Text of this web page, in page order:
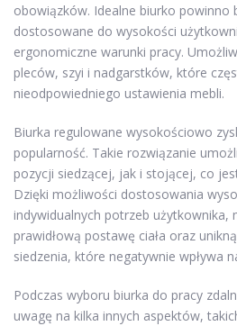
obowiązków. Idealne biurko powinno
dostosowane do wysokości
ergonomiczne warunki pracy.
pleców, szyi i nadgarstków, które
nieodpowiedniego ustawienia mebli.
Biurka regulowane wysokościowo
popularność. Takie rozwiązanie
pozycji siedzącej, jak i stojącej, co
Dzięki możliwości dostosowania
indywidualnych potrzeb użytkownika,
prawidłową postawę ciała oraz
siedzenia, które negatywnie wpływa
Podczas wyboru biurka do pracy
uwagę na kilka innych aspektów,